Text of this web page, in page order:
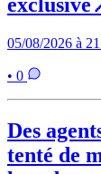
05/08/2026 à
• 0
Des
tenté de